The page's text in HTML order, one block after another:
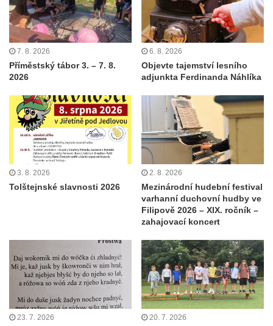
7. 8. 2026
Příměstský tábor 3. – 7. 8.
2026
6. 8. 2026
Objevte tajemství lesního
adjunkta Ferdinanda Náhlíka
3. 8. 2026
Tolštejnské slavnosti 2026
2. 8. 2026
Mezinárodní hudební festival
varhanní duchovní hudby ve
Filipově 2026 – XIX. ročník –
zahajovací koncert
23. 7. 2026 20. 7. 2026